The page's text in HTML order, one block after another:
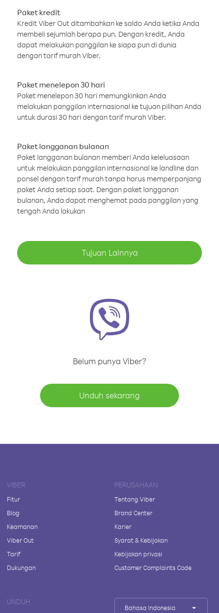
Paket kredit
Kredit Viber Out ditambahkan ke saldo Anda ketika Anda
membeli sejumlah berapa pun. Dengan kredit, Anda
dapat melakukan panggilan ke siapa pun di dunia
dengan tarif murah Viber.
Paket menelepon 30 hari
Paket menelepon 30 hari memungkinkan Anda
melakukan panggilan internasional ke tujuan pilihan Anda
untuk durasi 30 hari dengan tarif murah Viber.
Paket langganan bulanan
Paket langganan bulanan memberi Anda keleluasaan
untuk melakukan panggilan internasional ke landline dan
ponsel dengan tarif murah tanpa harus memperpanjang
paket Anda setiap saat. Dengan paket langganan
bulanan, Anda dapat menghemat pada panggilan yang
tengah Anda lakukan
Tujuan Lainnya
Belum punya Viber?
Unduh sekarang
VIBER
Fitur
Blog
Keamanan
Viber Out
Tarif
Dukungan
PERUSAHAAN
Tentang Viber
Brand Center
Karier
Syarat & Kebijakan
Kebijakan privasi
Customer Complaints Code
UNDUH
Bahasa Indonesia